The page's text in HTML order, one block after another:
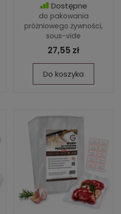
Dostępne
do pakowania
próżniowego żywności,
sous-vide
27,55 zł
Do koszyka